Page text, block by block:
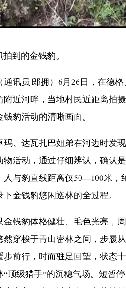
到的金钱豹。
讯员 郎拥）6月26日，在德格
近河畔，当地村民近距离拍摄
豹活动的清晰画面。
、达瓦扎巴姐弟在河边时发现
活动，通过仔细辨认，确认是
与豹直线距离仅50—100米，
金钱豹悠闲巡林的全过程。
钱豹体格健壮、毛色光亮，周
穿梭于青山密林之间，步履从
前行，时而驻足回望，状态十
顶级猎手”的沉稳气场。短暂